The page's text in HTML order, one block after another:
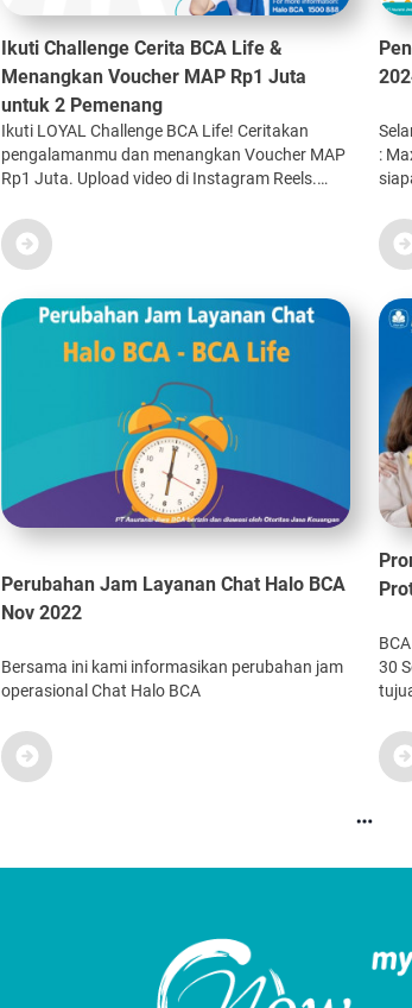
Ikuti Challenge Cerita BCA Life &
Menangkan Voucher MAP Rp1 Juta
untuk 2 Pemenang
Ikuti LOYAL Challenge BCA Life! Ceritakan
pengalamanmu dan menangkan Voucher MAP
Rp1 Juta. Upload video di Instagram Reels.
:
Perubahan Jam Layanan Chat Halo BCA
Nov 2022
Bersama ini kami informasikan perubahan jam
operasional Chat Halo BCA
30